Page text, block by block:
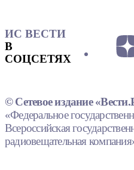
ИС ВЕСТИ
В
СОЦСЕТЯХ
© Сетевое издание
«Федеральное
Всероссийская
радиовещательная